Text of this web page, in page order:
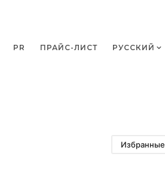
PR ПРАЙС-ЛИСТ РУССКИЙ
Избранные